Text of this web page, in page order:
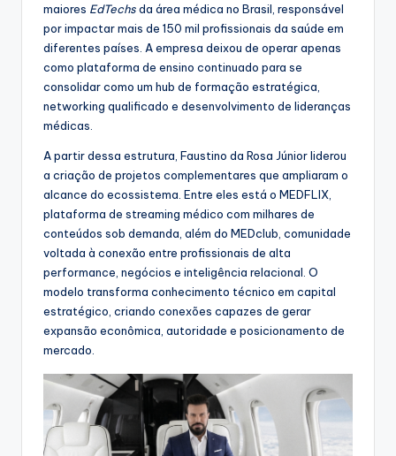
maiores EdTechsda área médica no Brasil, responsável
por impactar mais de 150 mil profissionais da saúde em
diferentes países. A empresa deixou de operar apenas
como plataforma de ensino continuado para se
consolidar como um hub de formação estratégica,
networking qualificado e desenvolvimento de lideranças
médicas.
A partir dessa estrutura, Faustino da Rosa Júnior liderou
a criação de projetos complementares que ampliaram o
alcance do ecossistema. Entre eles está o MEDFLIX,
plataforma de streaming médico com milhares de
conteúdos sob demanda, além do MEDclub, comunidade
voltada à conexão entre profissionais de alta
performance, negócios e inteligência relacional. O
modelo transforma conhecimento técnico em capital
estratégico, criando conexões capazes de gerar
expansão econômica, autoridade e posicionamento de
mercado.